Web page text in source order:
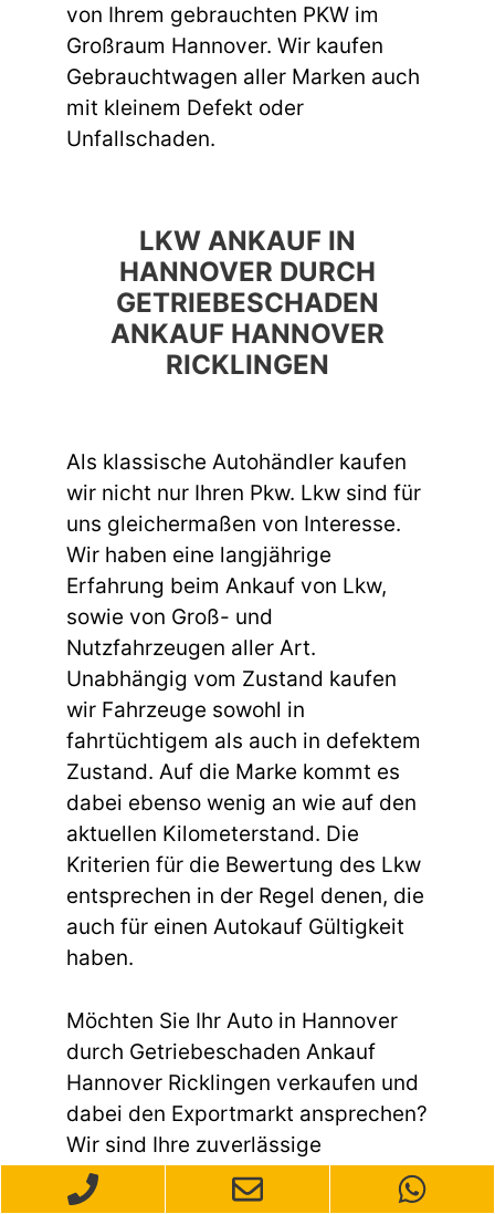
von Ihrem gebrauchten PKW im
Großraum Hannover. Wir kaufen
Gebrauchtwagen aller Marken auch
mit kleinem Defekt oder
Unfallschaden.
LKW ANKAUF IN
HANNOVER DURCH
GETRIEBESCHADEN
ANKAUF HANNOVER
RICKLINGEN
Als klassische Autohändler kaufen
wir nicht nur Ihren Pkw. Lkw sind für
uns gleichermaßen von Interesse.
Wir haben eine langjährige
Erfahrung beim Ankauf von Lkw,
sowie von Groß- und
Nutzfahrzeugen aller Art.
Unabhängig vom Zustand kaufen
wir Fahrzeuge sowohl in
fahrtüchtigem als auch in defektem
Zustand. Auf die Marke kommt es
dabei ebenso wenig an wie auf den
aktuellen Kilometerstand. Die
Kriterien für die Bewertung des Lkw
entsprechen in der Regel denen, die
auch für einen Autokauf Gültigkeit
haben.
Möchten Sie Ihr Auto in Hannover
durch Getriebeschaden Ankauf
Hannover Ricklingen verkaufen und
dabei den Exportmarkt ansprechen?
Wir sind Ihre zuverlässige
Anlaufstelle für den Autoverkauf mit
Fokus auf den Export. Unser